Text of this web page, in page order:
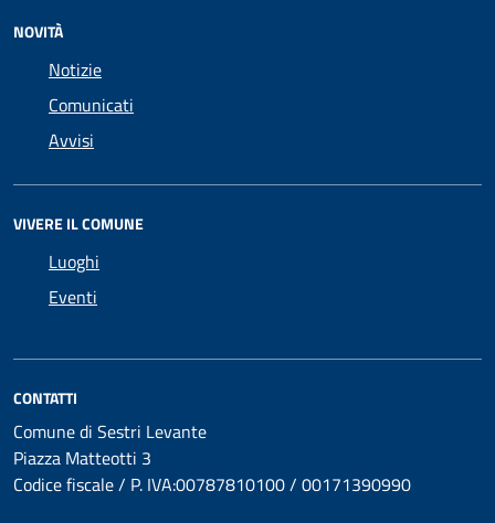
NOVITÀ
Notizie
Comunicati
Avvisi
VIVERE IL COMUNE
Luoghi
Eventi
CONTATTI
Comune di Sestri Levante
Piazza Matteotti 3
Codice fiscale / P. IVA:00787810100 / 00171390990